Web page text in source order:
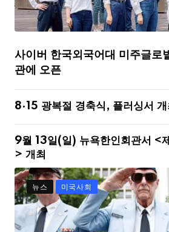
사이버 한국외국어대 미주글로
관에 오픈
8·15 광복절 경축식, 플러싱서
9월 13일(일) 뉴욕한인회관서 <
> 개최
뉴스 미국사회